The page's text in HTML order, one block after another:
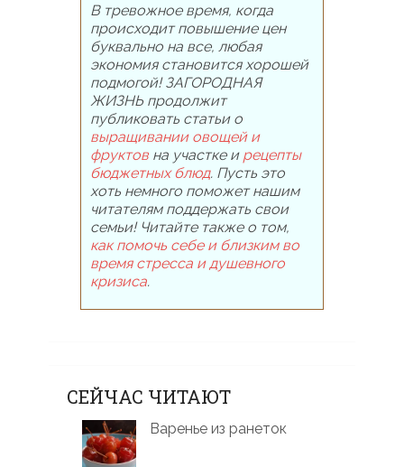
В тревожное время, когда
происходит повышение цен
буквально на все, любая
экономия становится хорошей
подмогой! ЗАГОРОДНАЯ
ЖИЗНЬ продолжит
публиковать статьи о
выращивании овощей и
фруктовна участке и рецепты
бюджетных блюд. Пусть это
хоть немного поможет нашим
читателям поддержать свои
семьи! Читайте также о том,
как помочь себе и близким во
время стресса и душевного
кризиса.
СЕЙЧАС ЧИТАЮТ
Варенье из ранеток